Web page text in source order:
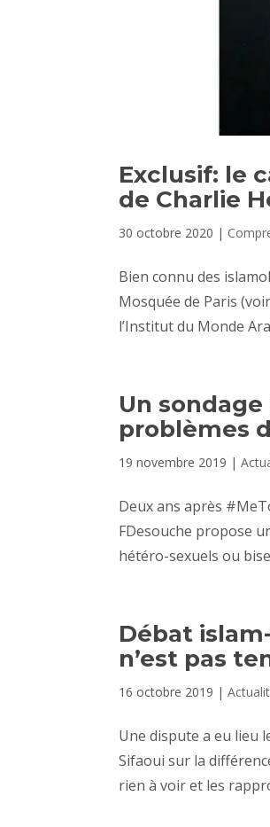
Exclusif: le
de Charlie
30 octobre 2020 |
Bien connu des
Mosquée de Paris
l’Institut du Monde
Un
problèmes
19 novembre 2019 |
Deux ans après
FDesouche propose
hétéro-sexuels ou
Débat
n’est pas
16 octobre 2019 |
Une dispute a eu lieu
Sifaoui sur la
rien à voir et les